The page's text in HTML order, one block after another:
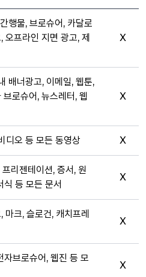
행물, 브로슈어, 카달로
오프라인 지면 광고, 제
X
배너광고, 이메일, 웹툰,
로슈어, 뉴스레터, 웹
X
디오 등 모든 동영상 X
리젠테이션, 증서, 원
식 등 모든 문서
X
마크, 슬로건, 캐치프레
X
자브로슈어, 웹진 등 모
X